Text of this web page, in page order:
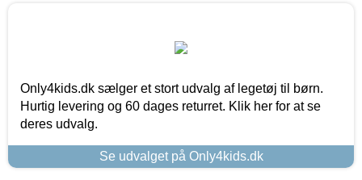
Only4kids.dk sælger et stort udvalg af legetøj til børn.
Hurtig levering og 60 dages returret. Klik her for at se
deres udvalg.
Se udvalget på Only4kids.dk